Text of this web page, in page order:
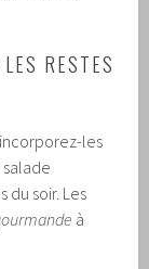
RESTES
les
salade
soir. Les
à